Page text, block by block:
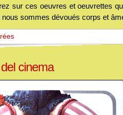
sur ces oeuvres et oeuvrettes
nous sommes dévoués corps et
cinema